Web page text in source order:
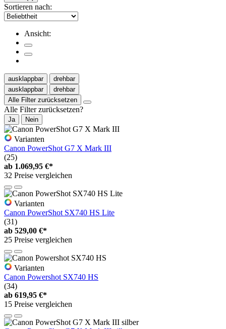
Sortieren nach:
Ansicht:
ausklappbar
drehbar
ausklappbar
drehbar
Alle Filter zurücksetzen
Alle Filter zurücksetzen?
Ja Nein
Varianten
Canon PowerShot G7 X Mark III
(25)
ab 1.069,95 €*
32 Preise vergleichen
Varianten
Canon PowerShot SX740 HS Lite
(31)
ab 529,00 €*
25 Preise vergleichen
Varianten
Canon Powershot SX740 HS
(34)
ab 619,95 €*
15 Preise vergleichen